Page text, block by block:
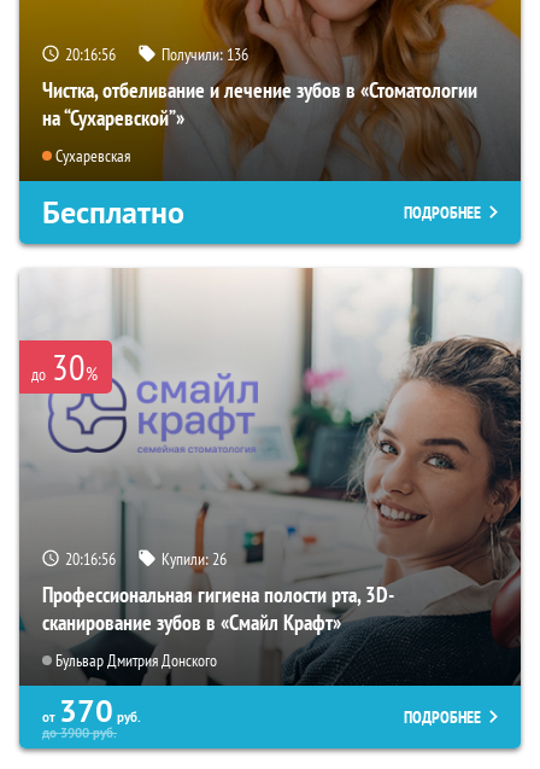
20:16:55 Получили:136
Чистка, отбеливание и лечение зубов в «Стоматологии
на “Сухаревской”»
Сухаревская
Бесплатно ПОДРОБНЕЕ
до 30%
20:16:55 Купили:26
Профессиональная гигиена полости рта, 3D-
сканирование зубов в «Смайл Крафт»
Бульвар Дмитрия Донского
от 370 руб.
до3900руб.
ПОДРОБНЕЕ